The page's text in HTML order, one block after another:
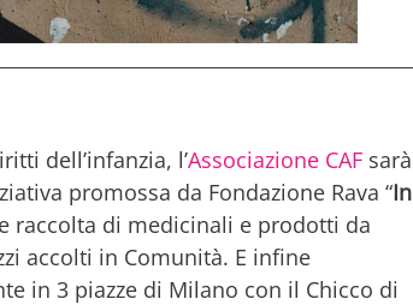
dell’infanzia, l’Associazione CAF sarà
promossa da Fondazione Rava “In
raccolta di medicinali e prodotti da
accolti in Comunità. E infine
in 3 piazze di Milano con il Chicco di